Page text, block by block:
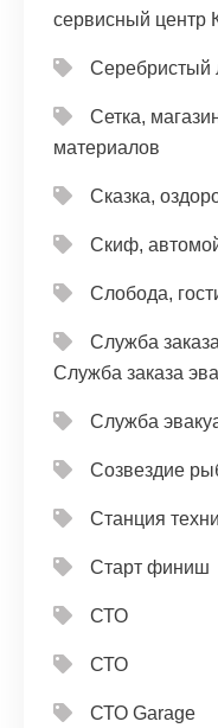
сервисный центр
Серебристый
Сетка,
материалов
Сказка,
Скиф,
Слобода,
Служба
Служба заказа
Служба
Созвездие
Станция
Старт финиш
СТО
СТО
СТО Garage